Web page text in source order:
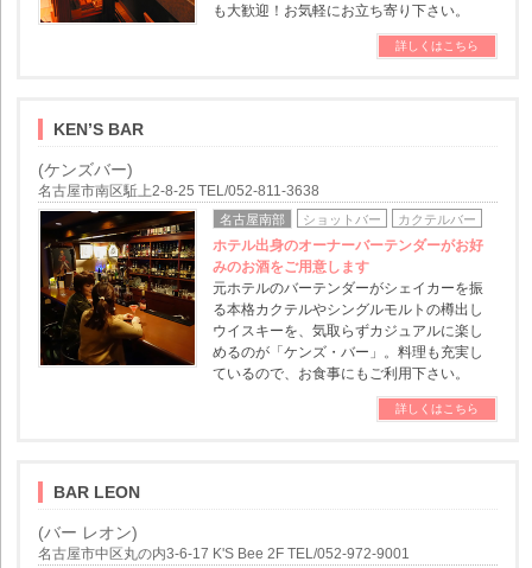
も大歓迎！お気軽にお立ち寄り下さい。
詳しくはこちら
KEN’S BAR
(ケンズバー)
名古屋市南区駈上2-8-25 TEL/052-811-3638
名古屋南部 ショットバー カクテルバー
ホテル出身のオーナーバーテンダーがお好
みのお酒をご用意します
元ホテルのバーテンダーがシェイカーを振
る本格カクテルやシングルモルトの樽出し
ウイスキーを、気取らずカジュアルに楽し
めるのが「ケンズ・バー」。料理も充実し
ているので、お食事にもご利用下さい。
詳しくはこちら
BAR LEON
(バー レオン)
名古屋市中区丸の内3-6-17 K'S Bee 2F TEL/052-972-9001